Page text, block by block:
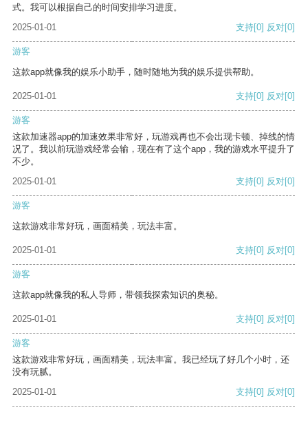
式。我可以根据自己的时间安排学习进度。
2025-01-01
支持[0] 反对[0]
游客
这款app就像我的娱乐小助手，随时随地为我的娱乐提供帮助。
2025-01-01 支持[0] 反对[0]
游客
这款加速器app的加速效果非常好，玩游戏再也不会出现卡顿、掉线的情
况了。我以前玩游戏经常会输，现在有了这个app，我的游戏水平提升了
不少。
2025-01-01
支持[0] 反对[0]
游客
这款游戏非常好玩，画面精美，玩法丰富。
2025-01-01 支持[0] 反对[0]
游客
这款app就像我的私人导师，带领我探索知识的奥秘。
2025-01-01 支持[0] 反对[0]
游客
这款游戏非常好玩，画面精美，玩法丰富。我已经玩了好几个小时，还
没有玩腻。
2025-01-01
支持[0] 反对[0]